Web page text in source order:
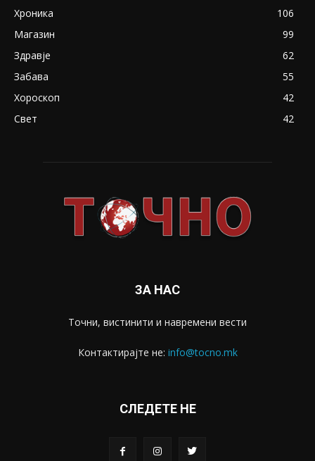
Хроника
106
Магазин
99
Здравје
62
Забава
55
Хороскоп
42
Свет
42
ЗА НАС
Точни, вистинити и навремени вести
Контактирајте не: info@tocno.mk
СЛЕДЕТЕ НЕ